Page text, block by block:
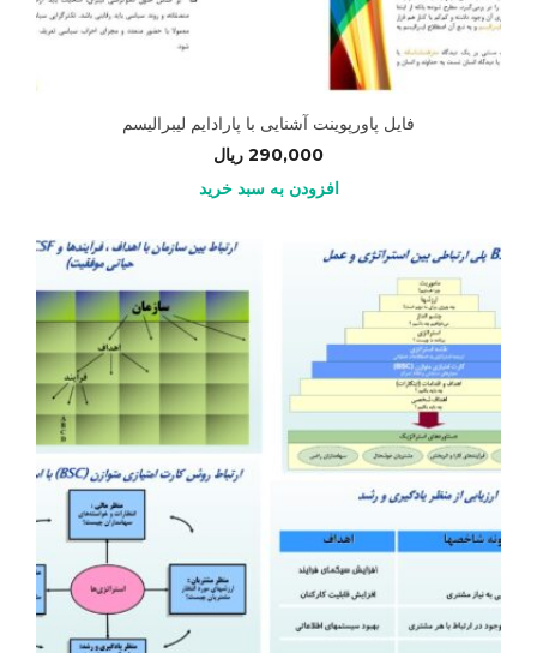
فایل پاورپوینت آشنایی با پارادایم لیبرالیسم
290,000 ریال
افزودن به سبد خرید